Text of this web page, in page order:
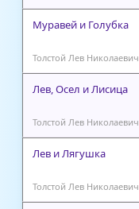
Муравей и Голубка
Толстой Лев Николаевич
Лев, Осел и Лисица
Толстой Лев Николаевич
Лев и Лягушка
Толстой Лев Николаевич